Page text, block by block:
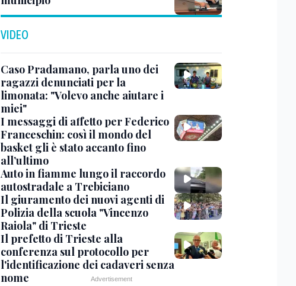
VIDEO
Caso Pradamano, parla uno dei
ragazzi denunciati per la
limonata: "Volevo anche aiutare i
miei"
I messaggi di affetto per Federico
Franceschin: così il mondo del
basket gli è stato accanto fino
all’ultimo
Auto in fiamme lungo il raccordo
autostradale a Trebiciano
Il giuramento dei nuovi agenti di
Polizia della scuola "Vincenzo
Raiola" di Trieste
Il prefetto di Trieste alla
conferenza sul protocollo per
l'identificazione dei cadaveri senza
nome